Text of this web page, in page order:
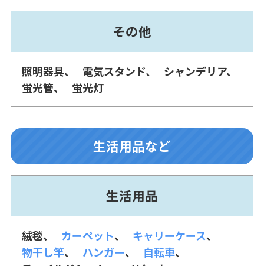
その他
照明器具 電気スタンド
シャンデリア
蛍光管
蛍光灯
生活用品など
生活用品
絨毯 カーペット
キャリーケース
物干し竿
ハンガー
自転車